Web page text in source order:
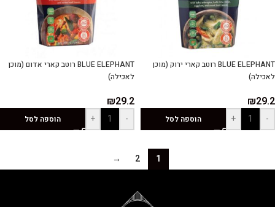
BLUE ELEPHANT רוטב קארי ירוק (מוכן
לאכילה)
₪29.2
-
+ הוספה לסל
BLUE ELEPHANT רוטב קארי אדום (מוכן
לאכילה)
₪29.2
-
+ הוספה לסל
1
2
→